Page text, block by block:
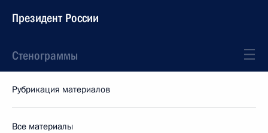
Президент России
Стенограммы
Рубрикация материалов
Все материалы